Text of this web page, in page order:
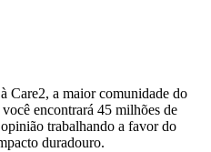
Care2, a maior comunidade do
encontrará 45 milhões de
trabalhando a favor do
duradouro.